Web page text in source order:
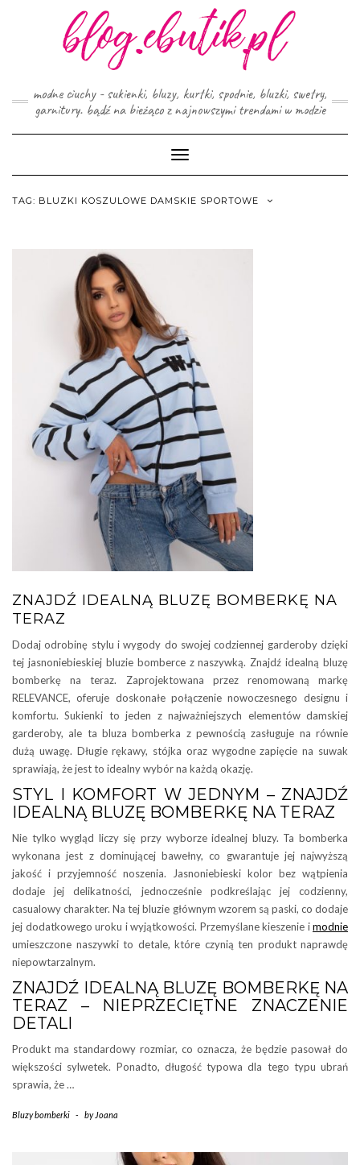
modne ciuchy - sukienki, bluzy, kurtki, spodnie, bluzki, swetry,
garnitury. bądź na bieżąco z najnowszymi trendami w modzie
Toggle
Navigation
TAG: BLUZKI KOSZULOWE DAMSKIE SPORTOWE
ZNAJDŹ IDEALNĄ BLUZĘ BOMBERKĘ NA
TERAZ
Dodaj odrobinę stylu i wygody do swojej codziennej garderoby dzięki
tej jasnoniebieskiej bluzie bomberce z naszywką. Znajdź idealną bluzę
bomberkę na teraz. Zaprojektowana przez renomowaną markę
RELEVANCE, oferuje doskonałe połączenie nowoczesnego designu i
komfortu. Sukienki to jeden z najważniejszych elementów damskiej
garderoby, ale ta bluza bomberka z pewnością zasługuje na równie
dużą uwagę. Długie rękawy, stójka oraz wygodne zapięcie na suwak
sprawiają, że jest to idealny wybór na każdą okazję.
STYL I KOMFORT W JEDNYM – ZNAJDŹ
IDEALNĄ BLUZĘ BOMBERKĘ NA TERAZ
Nie tylko wygląd liczy się przy wyborze idealnej bluzy. Ta bomberka
wykonana jest z dominującej bawełny, co gwarantuje jej najwyższą
jakość i przyjemność noszenia. Jasnoniebieski kolor bez wątpienia
dodaje jej delikatności, jednocześnie podkreślając jej codzienny,
casualowy charakter. Na tej bluzie głównym wzorem są paski, co dodaje
jej dodatkowego uroku i wyjątkowości. Przemyślane kieszenie imodnie
umieszczone naszywki to detale, które czynią ten produkt naprawdę
niepowtarzalnym.
ZNAJDŹ IDEALNĄ BLUZĘ BOMBERKĘ NA
TERAZ – NIEPRZECIĘTNE ZNACZENIE
DETALI
Produkt ma standardowy rozmiar, co oznacza, że będzie pasował do
większości sylwetek. Ponadto, długość typowa dla tego typu ubrań
sprawia, że …
Bluzy bomberki - by Joana